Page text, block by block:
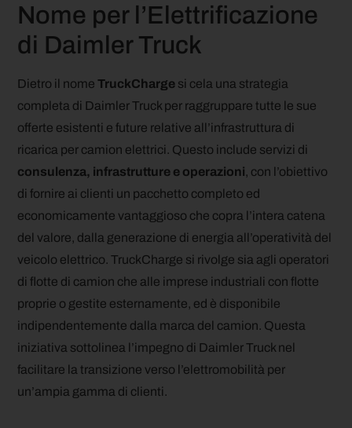
Nome per l’Elettrificazione
di Daimler Truck
Dietro il nomeTruckCharge si cela una strategia
completa di Daimler Truck per raggruppare tutte le sue
offerte esistenti e future relative all’infrastruttura di
ricarica per camion elettrici. Questo include servizi di
consulenza, infrastrutture e operazioni, con l’obiettivo
di fornire ai clienti un pacchetto completo ed
economicamente vantaggioso che copra l’intera catena
del valore, dalla generazione di energia all’operatività del
veicolo elettrico. TruckCharge si rivolge sia agli operatori
di flotte di camion che alle imprese industriali con flotte
proprie o gestite esternamente, ed è disponibile
indipendentemente dalla marca del camion. Questa
iniziativa sottolinea l’impegno di Daimler Truck nel
facilitare la transizione verso l’elettromobilità per
un’ampia gamma di clienti.